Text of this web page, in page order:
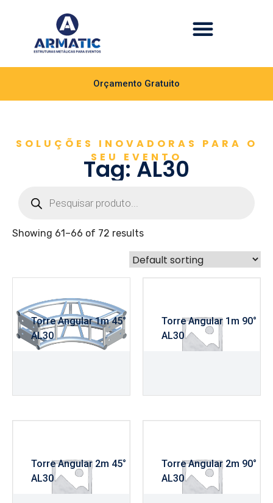
Orçamento Gratuito
SOLUÇÕES INOVADORAS PARA O
SEU EVENTO
Tag: AL30
Showing 61–66 of 72 results
Torre Angular 1m 45°
AL30
Torre Angular 1m 90°
AL30
Torre Angular 2m 45°
AL30
Torre Angular 2m 90°
AL30